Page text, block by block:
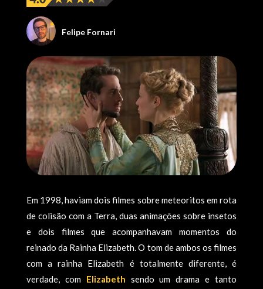
Felipe Fornari
Em 1998, haviam dois filmes sobre meteoritos em rota
de colisão com a Terra, duas animações sobre insetos
e dois filmes que acompanhavam momentos do
reinado da Rainha Elizabeth. O tom de ambos os filmes
com a rainha Elizabeth é totalmente diferente, é
verdade, com Elizabeth sendo um drama e tanto